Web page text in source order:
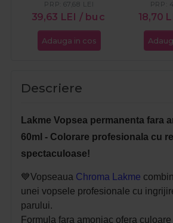
blonde albastrui
cenusiu 60ml
39,63 LEI / buc
PRP:67,68 LEI
Adauga in cos
18,70
PRP:
Descriere
Lakme Vopsea permanenta fara
60ml - Colorare profesionala cu
spectaculoase!
💙Vopseaua Chroma Lakme
unei vopsele profesionale cu
parului.
Formula fara amoniac ofera